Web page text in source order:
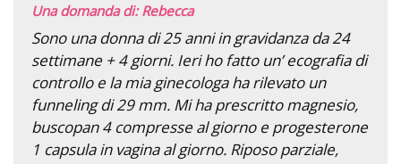
Una domanda di: Rebecca
Sono una donna di 25 anni in gravidanza da 24
settimane + 4 giorni. Ieri ho fatto un’ ecografia di
controllo e la mia ginecologa ha rilevato un
funneling di 29 mm. Mi ha prescritto magnesio,
buscopan 4 compresse al giorno e progesterone
1 capsula in vagina al giorno. Riposo parziale,